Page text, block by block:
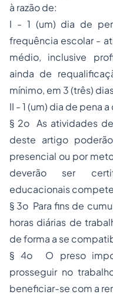
à razão de:
I - 1 (um) dia de
frequência escolar -
médio, inclusive
ainda de
mínimo, em 3 (três)
II - 1 (um) dia de pena
§ 2o As atividades
deste artigo
presencial ou por
deverão ser
educacionais
§ 3o Para fins de
horas diárias de
de forma a se
§ 4o O preso
prosseguir no
beneficiar-se com a